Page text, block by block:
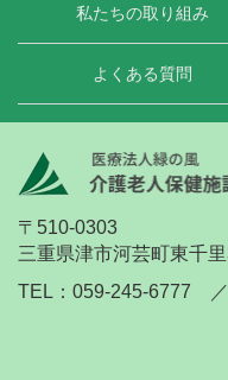
私たちの取り組み
よくある質問
〒510-0303
三重県津市河芸町東千
TEL：059-245-6777